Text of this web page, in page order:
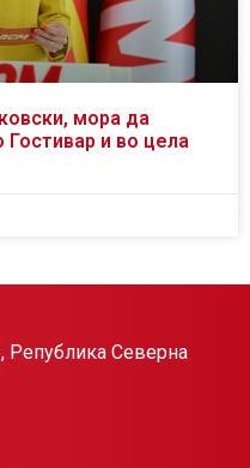
мора да
Гостивар и во цела
Република Северна